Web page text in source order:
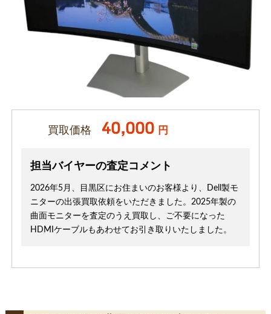
買取価格 40,000 円
担当バイヤーの査定コメント
2026年5月、目黒区にお住まいのお客様より、Dell製モ
ニターの出張買取依頼をいただきました。2025年製の
曲面モニターを査定のうえ買取し、ご不要になった
HDMIケーブルもあわせてお引き取りいたしました。